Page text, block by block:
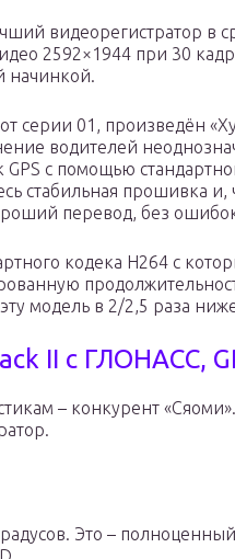
видеорегистратор в
2592×1944 при 30
начинкой.
серии 01, произведён
водителей
с помощью
стабильная прошивка и,
перевод, без
кодека Н264 с
модель в 2/2,5 раза
II с ГЛОНАСС,
– конкурент
Это –